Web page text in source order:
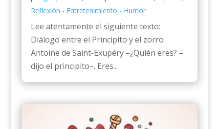
Reflexión - Entretenimiento - Humor
Lee atentamente el siguiente texto:
Diálogo entre el Principito y el zorro
Antoine de Saint-Exupéry –¿Quién eres? –
dijo el principito–. Eres...